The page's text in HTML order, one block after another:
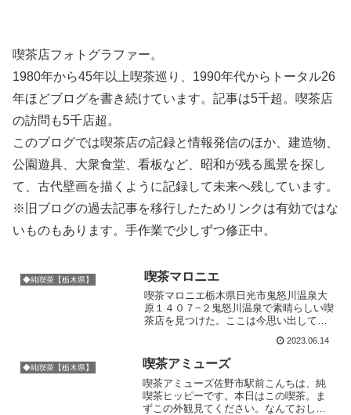
喫茶店フォトグラファー。
1980年から45年以上喫茶巡り、1990年代からトータル26
年ほどブログを書き続けています。記事は5千超。喫茶店
の訪問も5千店超。
このブログでは喫茶店の記録と情報発信のほか、建造物、
公園遊具、大衆食堂、看板など、昭和が残る風景を探し
て、古代壁画を描くように記録して未来へ残しています。
※旧ブログの過去記事を移行したためリンクは有効ではな
いものもあります。手作業で少しずつ修正中。
◆純喫茶【栃木県】 喫茶マロニエ
喫茶マロニエ栃木県日光市鬼怒川温泉大
原１４０７−２鬼怒川温泉で素晴らしい喫
茶店を見つけた。ここは今思い出しても
も美しい店。外観も内観も、ロマンに溢
れている。店内に入ると思わずうわぁと
言った。想像どおりでも...
2023.06.14
◆純喫茶【栃木県】 喫茶アミューズ
喫茶アミューズ佐野市駅前こんちは、純
喫茶ヒッピーです。本日はこの喫茶。ま
ずこの外観見てください。なんておしゃ